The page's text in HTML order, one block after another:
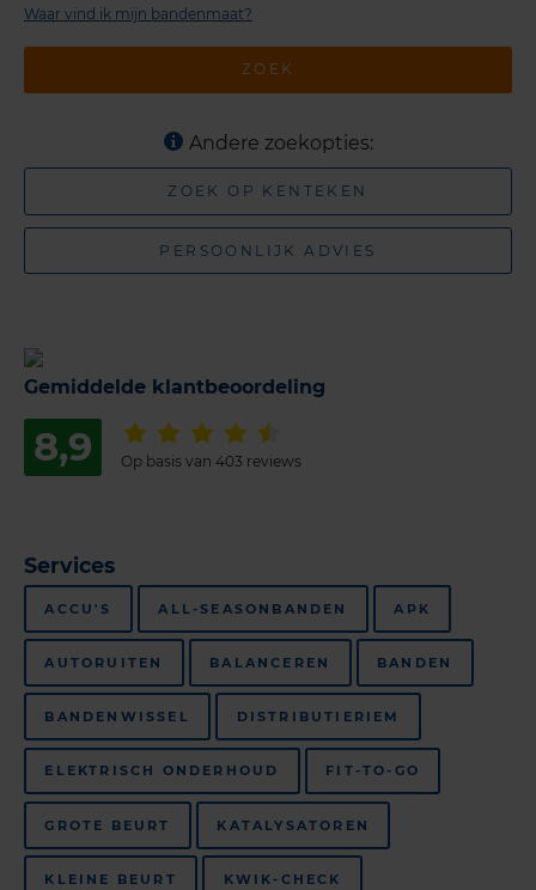
Waar vind ik mijn bandenmaat?
ZOEK
Andere zoekopties:
ZOEK OP KENTEKEN
PERSOONLIJK ADVIES
Gemiddelde klantbeoordeling
8,9 Op basis van 403 reviews
Services
ACCU'S ALL-SEASONBANDEN APK
AUTORUITEN BALANCEREN BANDEN
BANDENWISSEL DISTRIBUTIERIEM
ELEKTRISCH ONDERHOUD FIT-TO-GO
GROTE BEURT KATALYSATOREN
KLEINE BEURT KWIK-CHECK